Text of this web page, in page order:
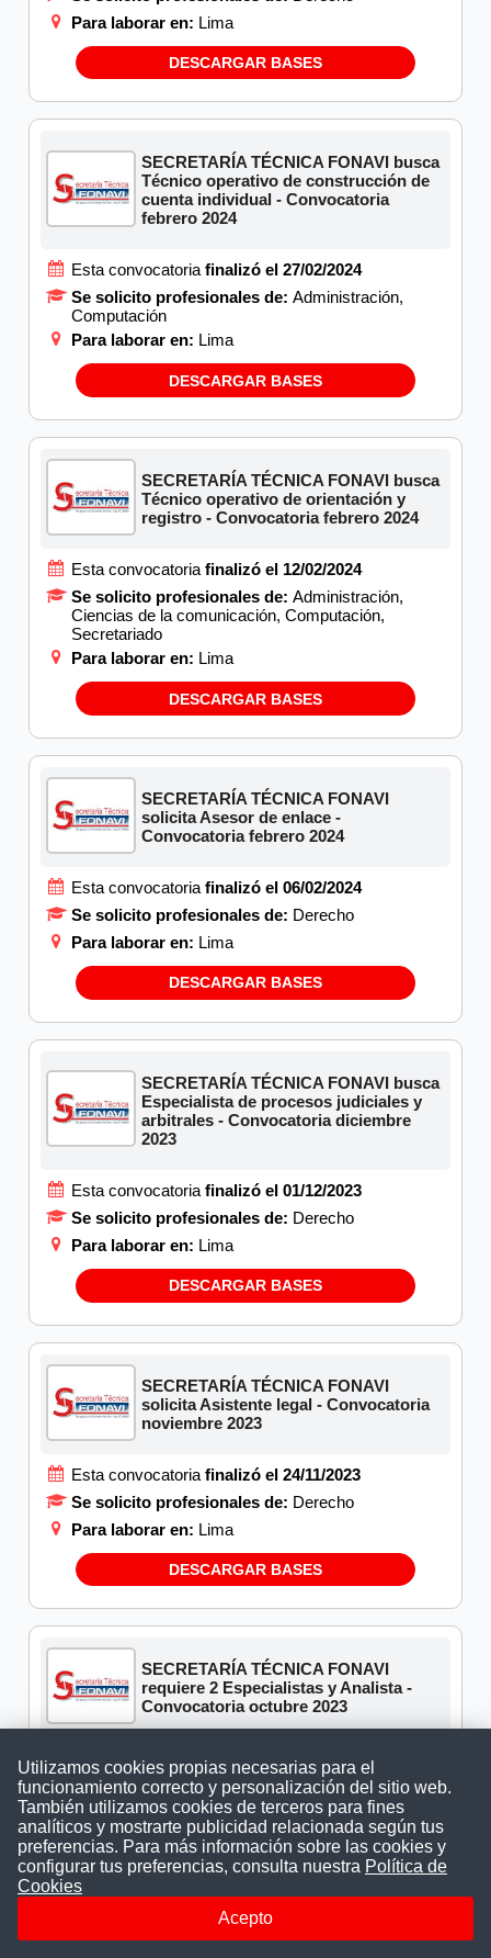
Para laborar en: Lima
DESCARGAR BASES
SECRETARÍA TÉCNICA FONAVI busca
Técnico operativo de construcción de
cuenta individual - Convocatoria
febrero 2024
Esta convocatoriafinalizó el 27/02/2024
Se solicito profesionales de: Administración,
Computación
Para laborar en: Lima
DESCARGAR BASES
SECRETARÍA TÉCNICA FONAVI busca
Técnico operativo de orientación y
registro - Convocatoria febrero 2024
Esta convocatoria finalizó el 12/02/2024
Se solicito profesionales de: Administración,
Ciencias de la comunicación, Computación,
Secretariado
Para laborar en: Lima
DESCARGAR BASES
SECRETARÍA TÉCNICA FONAVI
solicita Asesor de enlace -
Convocatoria febrero 2024
Esta convocatoria finalizó el 06/02/2024
Se solicito profesionales de: Derecho
Para laborar en: Lima
DESCARGAR BASES
SECRETARÍA TÉCNICA FONAVI busca
Especialista de procesos judiciales y
arbitrales - Convocatoria diciembre
2023
Esta convocatoria finalizó el 01/12/2023
Se solicito profesionales de: Derecho
Para laborar en: Lima
DESCARGAR BASES
SECRETARÍA TÉCNICA FONAVI
solicita Asistente legal - Convocatoria
noviembre 2023
Esta convocatoria finalizó el 24/11/2023
Se solicito profesionales de: Derecho
Para laborar en: Lima
DESCARGAR BASES
SECRETARÍA TÉCNICA FONAVI
requiere 2 Especialistas y Analista -
Convocatoria octubre 2023
Esta convocatoria finalizó el 30/10/2023
Se solicito profesionales de:Administración,
Contabilidad, Derecho, Economía, Ingeniería de
sistemas, Ingeniería de software, Ingeniería
industrial, Ingeniería informática
Para laborar en:Lima
Utilizamos cookies propias necesarias para el
funcionamiento correcto y personalización del sitio web.
También utilizamos cookies de terceros para fines
analíticos y mostrarte publicidad relacionada según tus
preferencias. Para más información sobre las cookies y
configurar tus preferencias, consulta nuestra Política de
Cookies
Acepto